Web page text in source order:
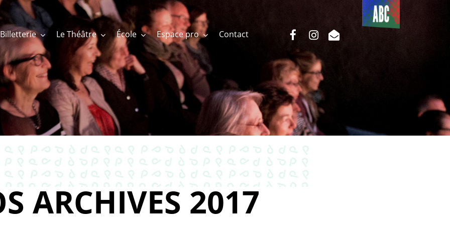
Billetterie Le Théâtre École Espace pro Contact
Du côté
de l’ABC
facebookinstagram
email
ARCHIVES 2017